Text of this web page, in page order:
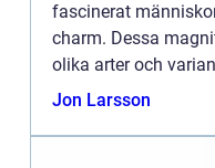
fascinerat
charm. Dessa
olika arter och
artikel kommer vi
Jon Larsson